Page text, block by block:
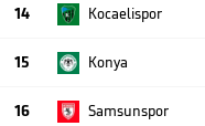
14 Kocaelispor
15 Konya
16 Samsunspor